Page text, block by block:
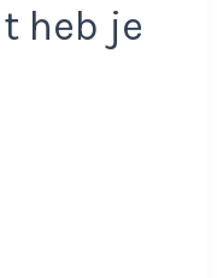
heb je